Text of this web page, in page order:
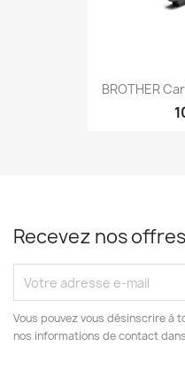
BROTHER
Recevez nos
Vous pouvez vous désinscrire à
nos informations de contact